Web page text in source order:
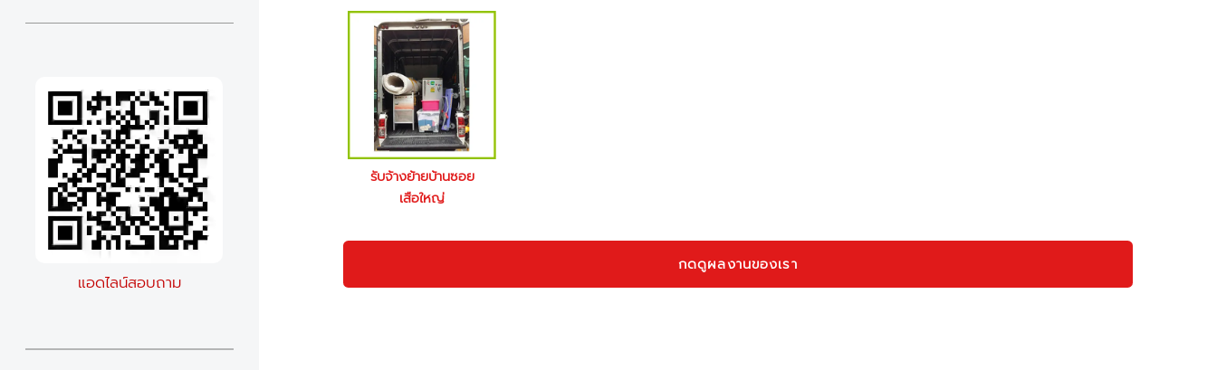
รับจ้างย้ายบ้านซอย
เสือใหญ่
กดดูผลงานของเรา
แอดไลน์สอบถาม